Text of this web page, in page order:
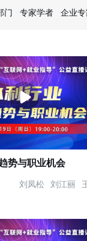
门 专家学者 企业
势与职业机会
刘凤松 刘江丽